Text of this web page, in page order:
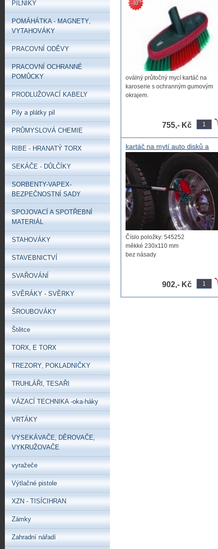
průtočný mycí kartáč na
karoserie s ochranným
-10
oválný průtočný mycí kartáč na
karoserie s ochranným gumovým
okrajem.
755,- Kč
kartáč na mytí auto disků a
dutých prostorů, mycí kartáč
kola nákladních aut ,
profesionální mycí kartáč na
disky autobusů nákladních
Číslo položky: 545252
měkké 230x110 mm
bez násady
902,- Kč
PILNÍKY
POMÁHÁTKA - MAGNETY‚
VYTAHOVÁKY
PRACOVNÍ ODĚVY
PRACOVNÍ OCHRANNÉ
POMŮCKY
PRODLUŽOVACÍ KABELY
Pily a plátky pil
PRŮMYSLOVÁ CHEMIE
RIBE - HRANATÝ TORX
SEKÁČE - DŮLČÍKY
SORBENTY-VAPEX-
BEZPEČNOSTNÍ SADY
SPOJOVACÍ A SPOTŘEBNÍ
MATERIÁL
STAHOVÁKY
STAVEBNICTVÍ
SVAŘOVÁNÍ
SVĚRÁKY - SVĚRKY
ŠROUBOVÁKY
Štětce
TORX‚ E TORX
TREZORY‚ POKLADNIČKY
TRUHLÁŘI‚ TESAŘI
VÁZACÍ TECHNIKA -oka-háky
VRTÁKY
VYSEKÁVAČE‚ DĚROVAČE‚
VYKRUŽOVAČE
vyražeče
Výtlačné pistole
XZN - TISÍCIHRAN
Zámky
Zahradní nářadí